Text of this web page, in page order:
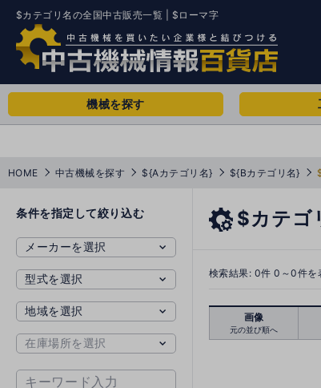
$カテゴリ名の全国中古販売一覧 | $ローマ字
機械を探す
HOME 中古機械を探す ${Aカテゴリ名} ${Bカテゴリ名}
条件を指定して絞り込む $カテゴ
検索結果: 0件 0～0件を
画像
元の並び順へ